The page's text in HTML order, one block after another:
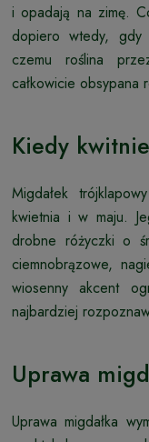
i opadają na zimę.
dopiero wtedy, gdy
czemu roślina
całkowicie obsypana
Kiedy
Migdałek
kwietnia i w maju.
drobne różyczki o
ciemnobrązowe,
wiosenny akcent
najbardziej
Uprawa
Uprawa migdałka